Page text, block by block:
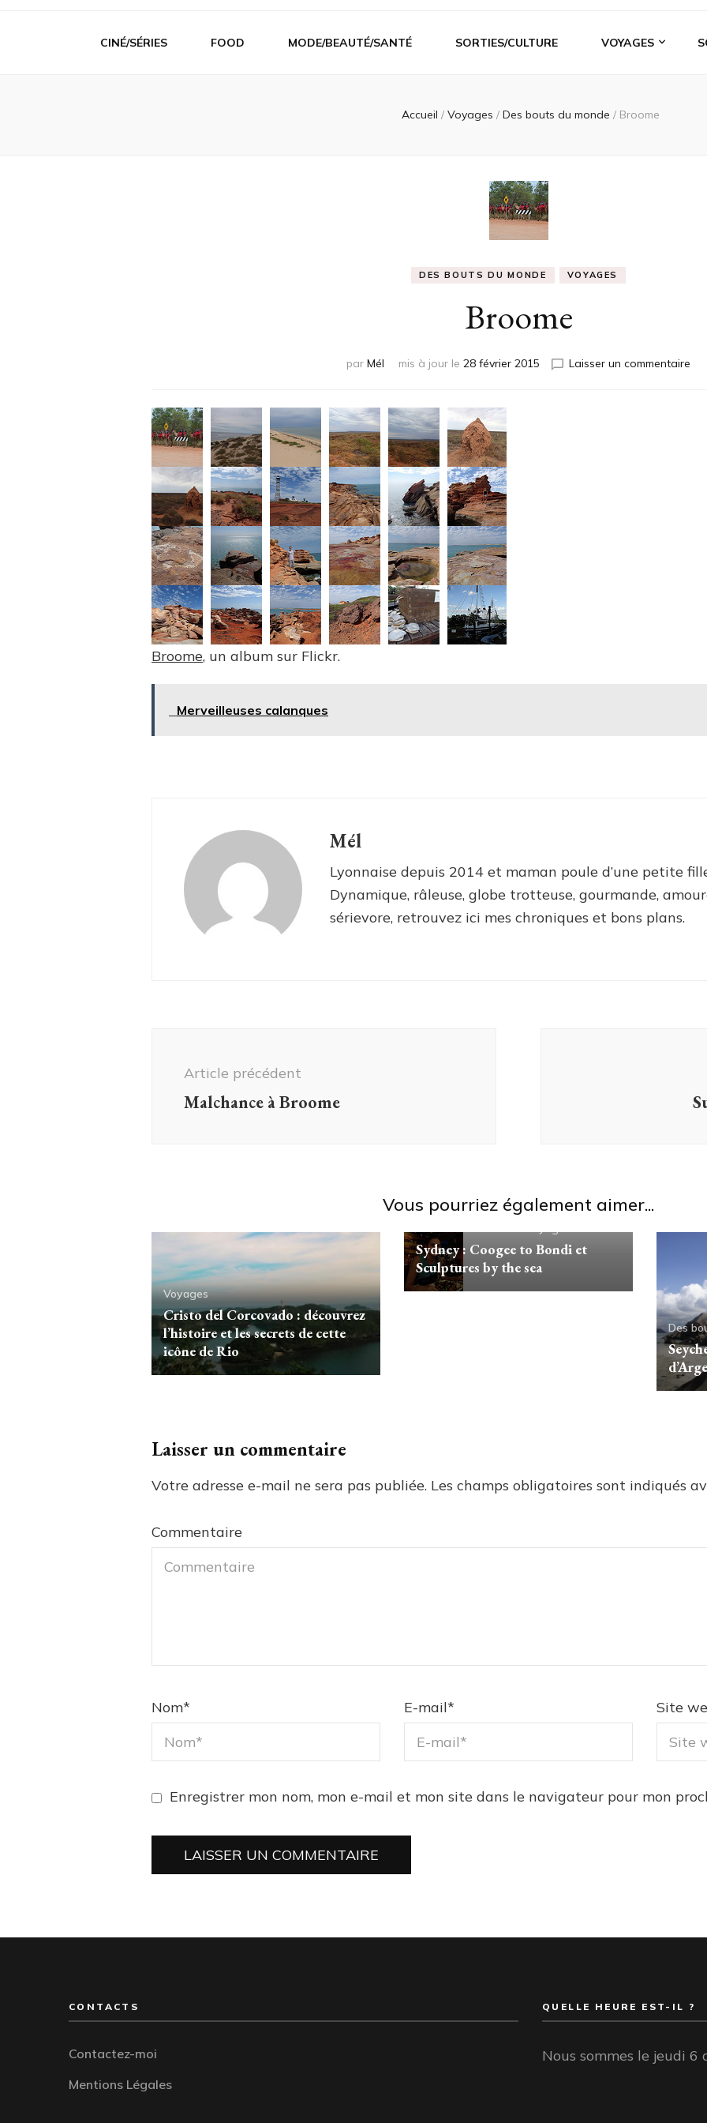
CINÉ/SÉRIES FOOD MODE/BEAUTÉ/SANTÉ SORTIES/CULTURE VOYAGES
Accueil / Voyages / Des bouts du monde / Broome
DES BOUTS DU MONDE VOYAGES
Broome
par Mél mis à jour le 28 février 2015 Laisser un commentaire
Broome, un album sur Flickr.
Merveilleuses calanques
Mél
Lyonnaise depuis 2014 et maman poule d’une petite
Dynamique, râleuse, globe trotteuse, gourmande,
sérievore, retrouvez ici mes chroniques et bons plans.
d'article
Article précédent
Malchance à Broome
Vous pourriez également aimer...
Voyages
Cristo del Corcovado : découvrez
l’histoire et les secrets de cette
icône de Rio
Sydney : Coogee to Bondi et
Sculptures by the sea
Des
Laisser un commentaire
Votre adresse e-mail ne sera pas publiée. Les champs obligatoires sont indiqués
Commentaire
Nom* E-mail* Site
Enregistrer mon nom, mon e-mail et mon site dans le navigateur pour mon
CONTACTS
Contactez-moi
Mentions Légales
QUELLE HEURE EST-IL ?
Nous sommes le jeudi